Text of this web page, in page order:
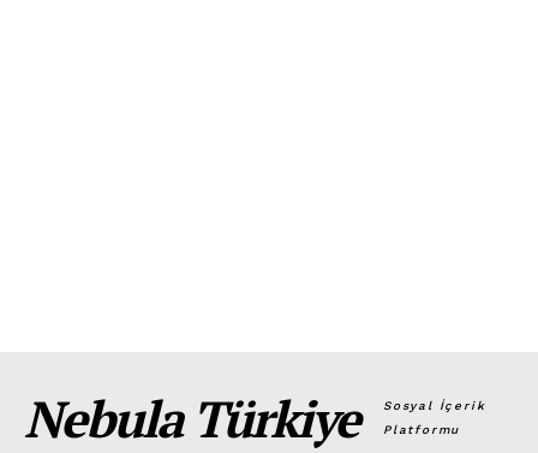
Nebula Türkiye
Sosyal İçerik
Platformu